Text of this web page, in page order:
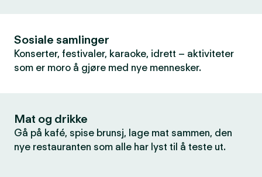
Sosiale samlinger
Konserter, festivaler, karaoke, idrett – aktiviteter
som er moro å gjøre med nye mennesker.
Mat og drikke
Gå på kafé, spise brunsj, lage mat sammen, den
nye restauranten som alle har lyst til å teste ut.